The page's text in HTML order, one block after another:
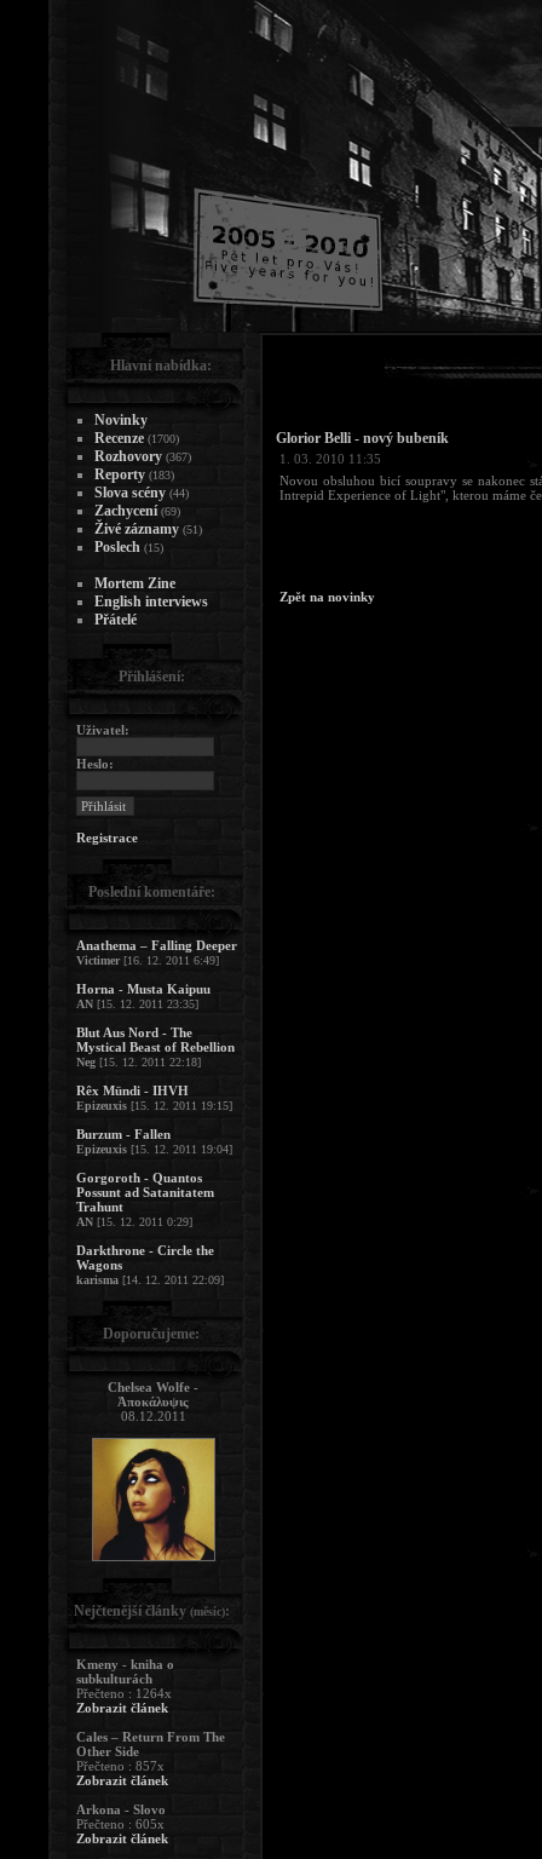
Glorior Belli - nový bubeník
1. 03. 2010 11:35
Novou obsluhou bicí soupravy se nakonec
Intrepid Experience of Light", kterou máme
Zpět na novinky
Hlavní nabídka:
Novinky
Recenze (1700)
Rozhovory (367)
Reporty (183)
Slova scény (44)
Zachycení (69)
Živé záznamy (51)
Poslech (15)
Mortem Zine
English interviews
Přátelé
Přihlášení:
Uživatel:
Heslo:
Registrace
Poslední komentáře:
Anathema – Falling Deeper
Victimer[16. 12. 2011 6:49]
Horna - Musta Kaipuu
AN [15. 12. 2011 23:35]
Blut Aus Nord - The
Mystical Beast of Rebellion
Neg [15. 12. 2011 22:18]
Rêx Mündi - IHVH
Epizeuxis [15. 12. 2011 19:15]
Burzum - Fallen
Epizeuxis [15. 12. 2011 19:04]
Gorgoroth - Quantos
Possunt ad Satanitatem
Trahunt
AN [15. 12. 2011 0:29]
Darkthrone - Circle the
Wagons
karisma [14. 12. 2011 22:09]
Doporučujeme:
Chelsea Wolfe -
Ἀποκάλυψις
08.12.2011
Nejčtenější články (měsíc):
Kmeny - kniha o
subkulturách
Přečteno : 1264x
Zobrazit článek
Cales – Return From The
Other Side
Přečteno : 857x
Zobrazit článek
Arkona - Slovo
Přečteno : 605x
Zobrazit článek